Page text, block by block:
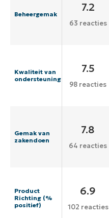
Beheergemak
7.2
63 reacties
Kwaliteit van
ondersteuning
7.5
98 reacties
Gemak van
zakendoen
7.8
64 reacties
Product
Richting (%
positief)
6.9
102 reacties